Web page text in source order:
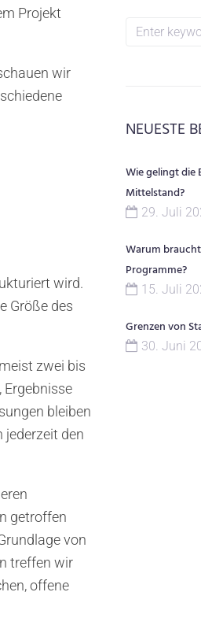
Projekt
wir
wird.
Größe des
zwei bis
bleiben
jederzeit den
getroffen
von
treffen wir
offene
NEUESTE
Wie gelingt die
Mittelstand?
29. Juli
Warum
Programme?
15. Juli
Grenzen von
30. Juni